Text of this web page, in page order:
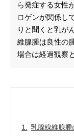
ら発症する女性
ロゲンが関係し
りと聞くと乳が
維腺腫は良性の
場合は経過観察
乳腺線維腺腫